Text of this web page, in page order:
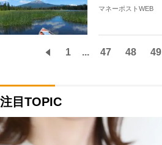
マネーポストWEB
1 ... 47 48 49
注目TOPIC